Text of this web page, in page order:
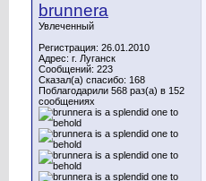
brunnera
Увлеченный
Регистрация: 26.01.2010
Адрес: г. Луганск
Сообщений: 223
Сказал(а) спасибо: 168
Поблагодарили 568 раз(а) в 152
сообщениях